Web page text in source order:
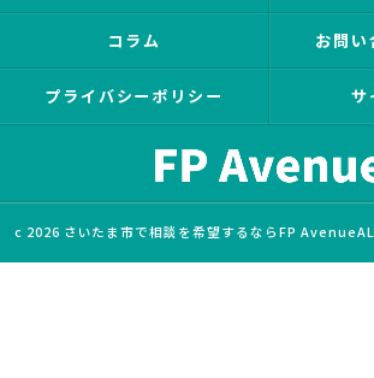
コラム お問い
プライバシーポリシー サ
c 2026 さいたま市で相談を希望するならFP